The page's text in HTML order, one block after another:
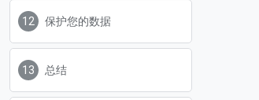
保护您的数据
总结